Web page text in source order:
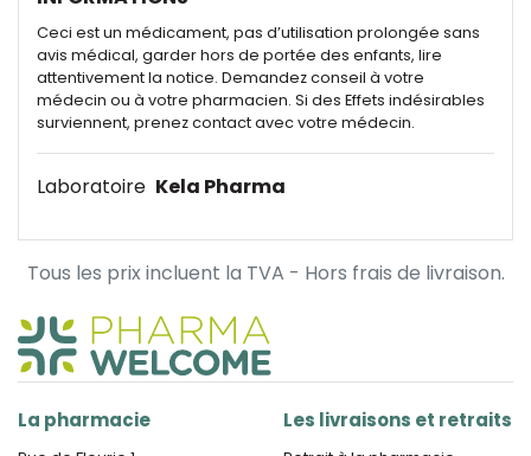
Ceci est un médicament, pas d’utilisation prolongée sans
avis médical, garder hors de portée des enfants, lire
attentivement la notice. Demandez conseil à votre
médecin ou à votre pharmacien. Si des Effets indésirables
surviennent, prenez contact avec votre médecin.
Laboratoire Kela Pharma
Tous les prix incluent la TVA - Hors frais de livraison.
La pharmacie Les livraisons et retraits